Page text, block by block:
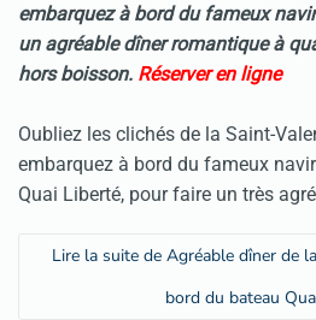
embarquez à bord du fameux
un agréable dîner romantique à
hors boisson. Réserver en ligne
Oubliez les clichés de la Saint-
embarquez à bord du fameux
Quai Liberté, pour faire un très
Lire la suite de Agréable dîner de
bord du bateau